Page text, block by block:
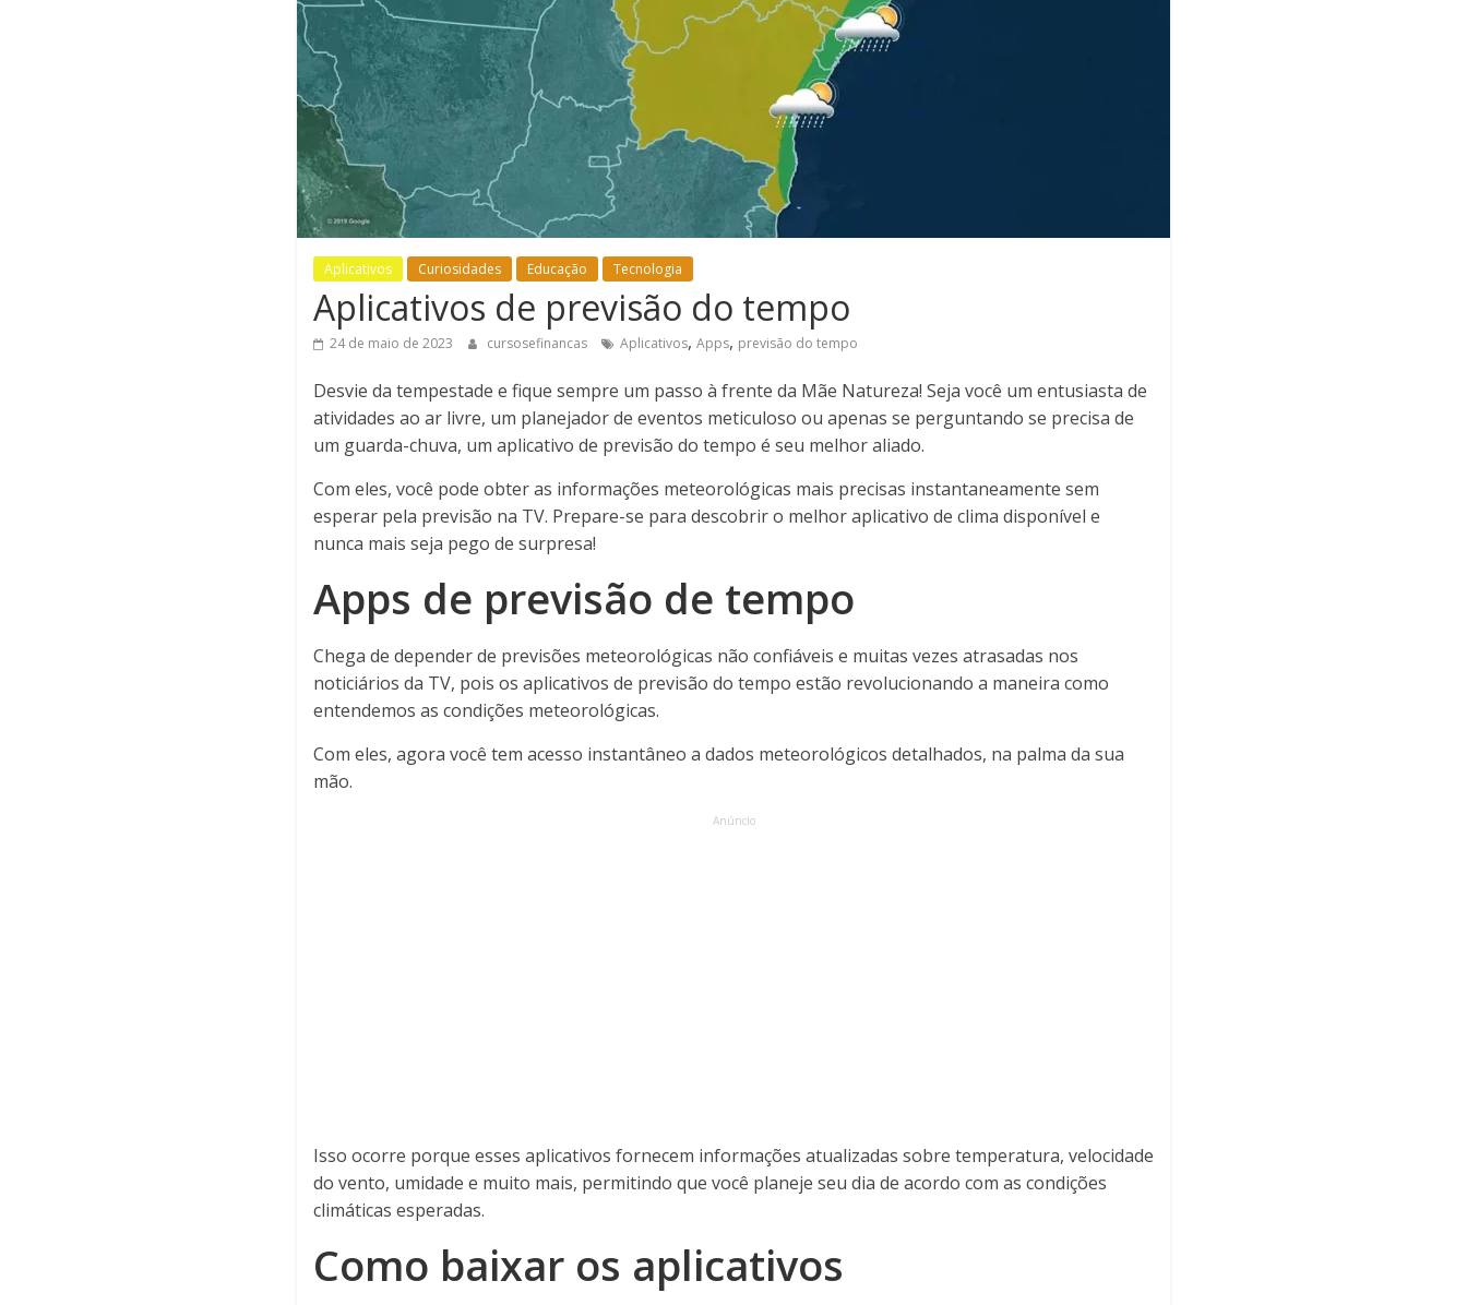
Aplicativos Curiosidades Educação Tecnologia
Aplicativos de previsão do tempo
24 de maio de 2023 cursosefinancas Aplicativos, Apps, previsão do tempo
Desvie da tempestade e fique sempre um passo à frente da Mãe Natureza! Seja você um entusiasta de
atividades ao ar livre, um planejador de eventos meticuloso ou apenas se perguntando se precisa de
um guarda-chuva, um aplicativo de previsão do tempo é seu melhor aliado.
Com eles, você pode obter as informações meteorológicas mais precisas instantaneamente sem
esperar pela previsão na TV. Prepare-se para descobrir o melhor aplicativo de clima disponível e
nunca mais seja pego de surpresa!
Apps de previsão de tempo
Chega de depender de previsões meteorológicas não confiáveis ​​e muitas vezes atrasadas nos
noticiários da TV, pois os aplicativos de previsão do tempo estão revolucionando a maneira como
entendemos as condições meteorológicas.
Com eles, agora você tem acesso instantâneo a dados meteorológicos detalhados, na palma da sua
mão.
Anúncio
Isso ocorre porque esses aplicativos fornecem informações atualizadas sobre temperatura, velocidade
do vento, umidade e muito mais, permitindo que você planeje seu dia de acordo com as condições
climáticas esperadas.
Como baixar os aplicativos